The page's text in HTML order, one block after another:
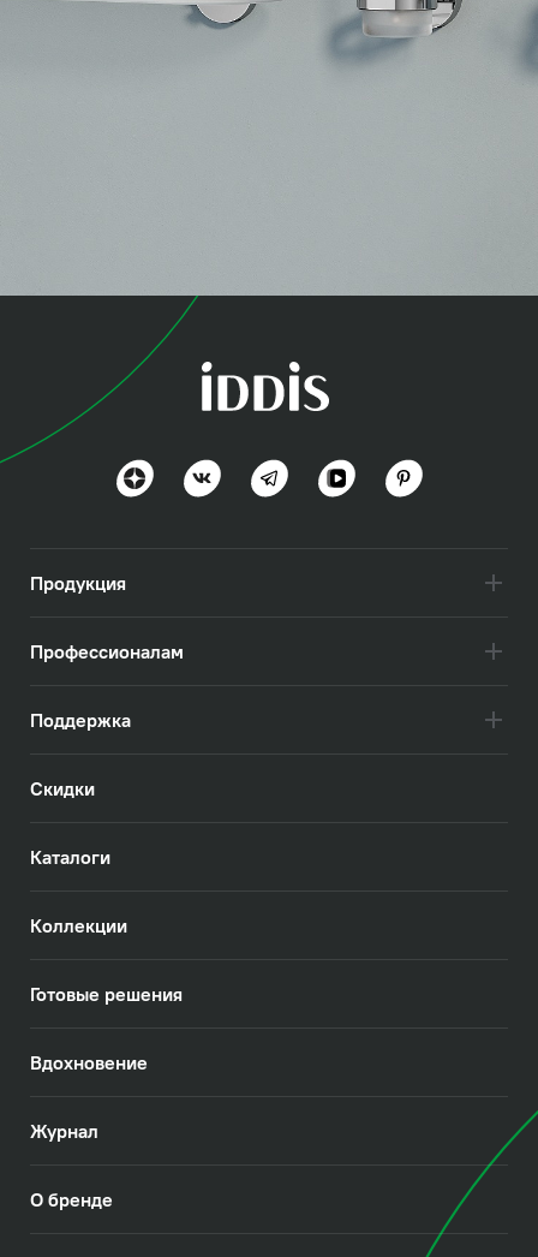
Сена (Sena)
Продукция
Профессионалам
Поддержка
Скидки
Каталоги
Коллекции
Готовые решения
Вдохновение
Журнал
О бренде